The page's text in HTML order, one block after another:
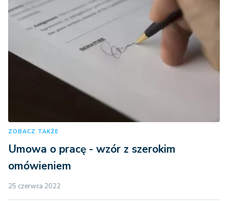
ZOBACZ TAKŻE
Umowa o pracę - wzór z szerokim
omówieniem
25 czerwca 2022